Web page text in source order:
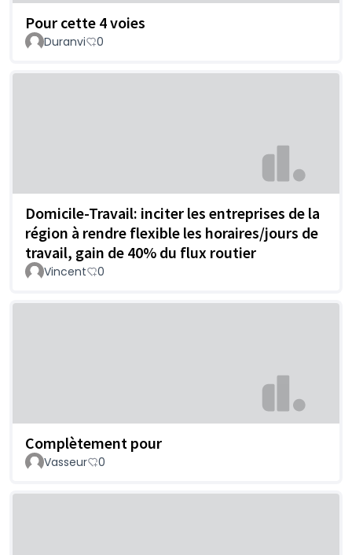
Pour cette 4 voies
Duranvi 0
Domicile-Travail: inciter les entreprises de la
région à rendre flexible les horaires/jours de
travail, gain de 40% du flux routier
Vincent 0
Complètement pour
Vasseur 0